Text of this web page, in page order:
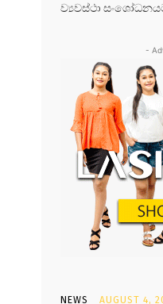
ව්‍යවස්ථා
-
NEWS AUGUST 4,